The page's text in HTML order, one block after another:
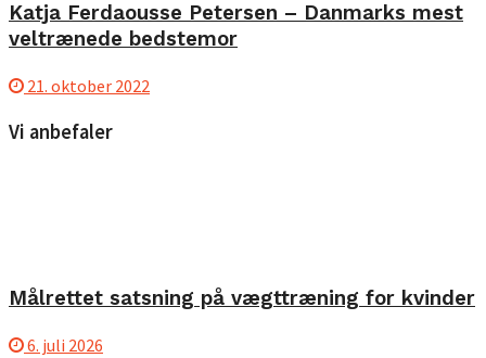
Katja Ferdaousse Petersen – Danmarks mest
veltrænede bedstemor
21. oktober 2022
Vi anbefaler
Målrettet satsning på vægttræning for kvinder
6. juli 2026